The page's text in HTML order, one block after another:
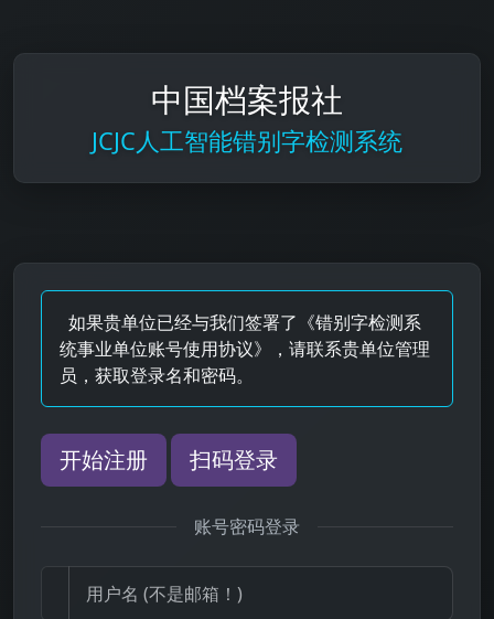
中国档案报社
JCJC人工智能错别字检测系统
如果贵单位已经与我们签署了《错别字检测系
统事业单位账号使用协议》，请联系贵单位管理
员，获取登录名和密码。
开始注册 扫码登录
账号密码登录